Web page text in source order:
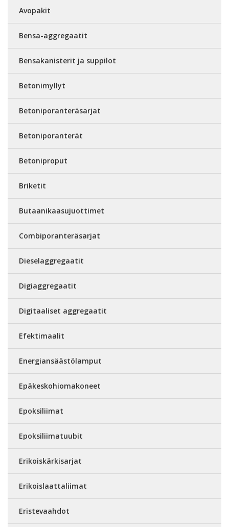
Avopakit
Bensa-aggregaatit
Bensakanisterit ja suppilot
Betonimyllyt
Betoniporanteräsarjat
Betoniporanterät
Betoniproput
Briketit
Butaanikaasujuottimet
Combiporanteräsarjat
Dieselaggregaatit
Digiaggregaatit
Digitaaliset aggregaatit
Efektimaalit
Energiansäästölamput
Epäkeskohiomakoneet
Epoksiliimat
Epoksiliimatuubit
Erikoiskärkisarjat
Erikoislaattaliimat
Eristevaahdot